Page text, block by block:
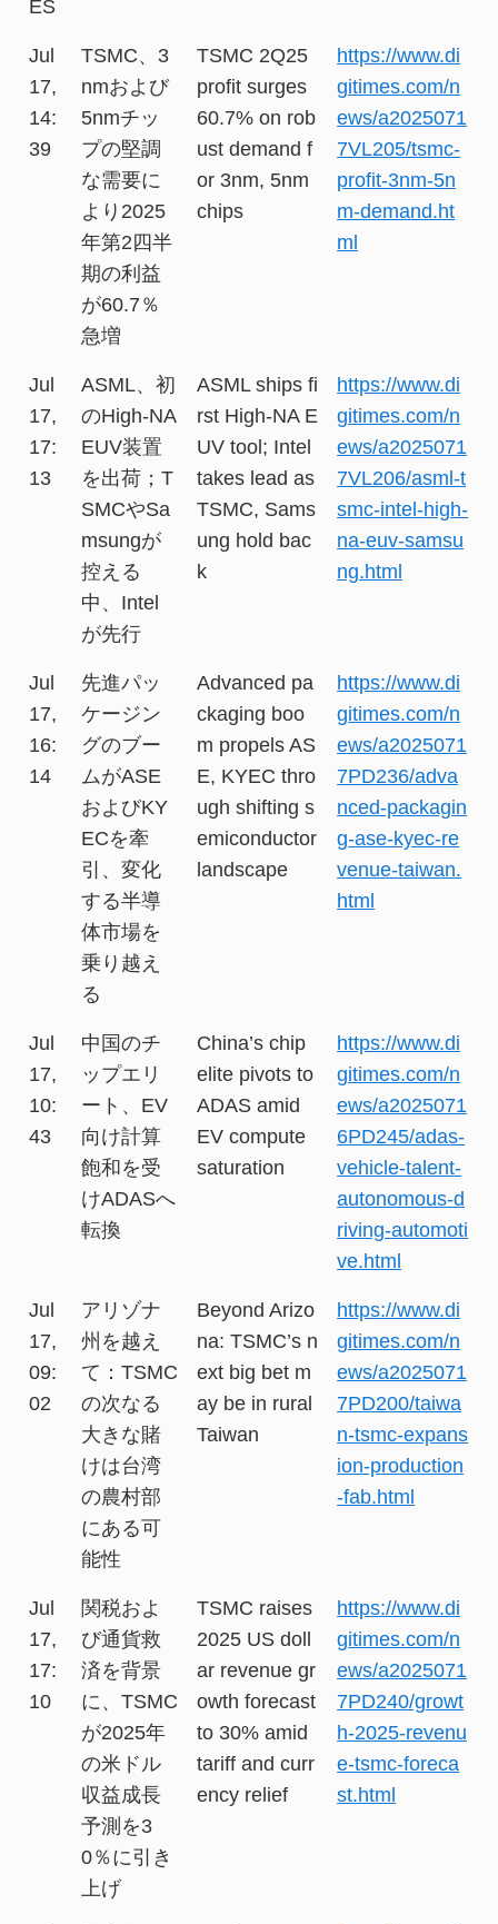
ES
Jul
17,
14:
39
TSMC、3
nmおよび
5nmチッ
プの堅調
な需要に
より2025
年第2四半
期の利益
が60.7％
急増
TSMC 2Q25
profit surges
60.7% on rob
ust demand f
or 3nm, 5nm
chips
https://www.di
gitimes.com/n
ews/a2025071
7VL205/tsmc-
profit-3nm-5n
m-demand.ht
ml
Jul
17,
17:
13
ASML、初
のHigh-NA
EUV装置
を出荷；T
SMCやSa
msungが
控える
中、Intel
が先行
ASML ships fi
rst High-NA E
UV tool; Intel
takes lead as
TSMC, Sams
ung hold bac
k
https://www.di
gitimes.com/n
ews/a2025071
7VL206/asml-t
smc-intel-high-
na-euv-samsu
ng.html
Jul
17,
16:
14
先進パッ
ケージン
グのブー
ムがASE
およびKY
ECを牽
引、変化
する半導
体市場を
乗り越え
る
Advanced pa
ckaging boo
m propels AS
E, KYEC thro
ugh shifting s
emiconductor
landscape
https://www.di
gitimes.com/n
ews/a2025071
7PD236/adva
nced-packagin
g-ase-kyec-re
venue-taiwan.
html
Jul
17,
10:
43
中国のチ
ップエリ
ート、EV
向け計算
飽和を受
けADASへ
転換
China’s chip
elite pivots to
ADAS amid
EV compute
saturation
https://www.di
gitimes.com/n
ews/a2025071
6PD245/adas-
vehicle-talent-
autonomous-d
riving-automoti
ve.html
Jul
17,
09:
02
アリゾナ
州を越え
て：TSMC
の次なる
大きな賭
けは台湾
の農村部
にある可
能性
Beyond Arizo
na: TSMC’s n
ext big bet m
ay be in rural
Taiwan
https://www.di
gitimes.com/n
ews/a2025071
7PD200/taiwa
n-tsmc-expans
ion-production
-fab.html
Jul
17,
17:
10
関税およ
び通貨救
済を背景
に、TSMC
が2025年
の米ドル
収益成長
予測を3
0％に引き
上げ
TSMC raises
2025 US doll
ar revenue gr
owth forecast
to 30% amid
tariff and curr
ency relief
https://www.di
gitimes.com/n
ews/a2025071
7PD240/growt
h-2025-revenu
e-tsmc-foreca
st.html